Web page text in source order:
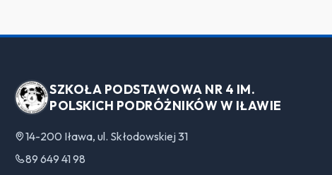
SZKOŁA PODSTAWOWA NR 4 IM.
POLSKICH PODRÓŻNIKÓW W IŁAWIE
14-200 Iława, ul. Skłodowskiej 31
89 649 41 98